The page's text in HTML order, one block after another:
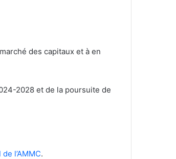
des capitaux et à en
2028 et de la poursuite de
l’AMMC.